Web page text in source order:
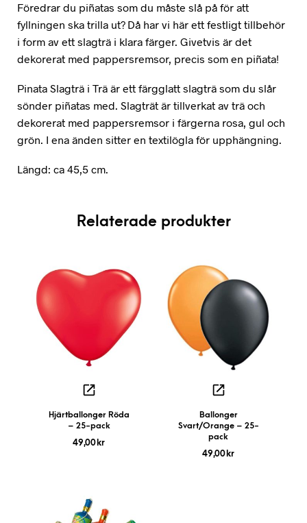
Föredrar du piñatas som du måste slå på för att
fyllningen ska trilla ut? Då har vi här ett festligt tillbehör
i form av ett slagträ i klara färger. Givetvis är det
dekorerat med pappersremsor, precis som en piñata!
Pinata Slagträ i Trä är ett färgglatt slagträ som du slår
sönder piñatas med. Slagträt är tillverkat av trä och
dekorerat med pappersremsor i färgerna rosa, gul och
grön. I ena änden sitter en textilögla för upphängning.
Längd: ca 45,5 cm.
Relaterade produkter
Hjärtballonger Röda
– 25-pack
49,00 kr
Ballonger
Svart/Orange – 25-
pack
49,00 kr